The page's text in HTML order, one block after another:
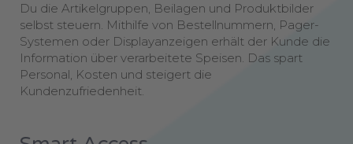
Du die Artikelgruppen, Beilagen und Produktbilder
selbst steuern. Mithilfe von Bestellnummern, Pager-
Systemen oder Displayanzeigen erhält der Kunde die
Information über verarbeitete Speisen. Das spart
Personal, Kosten und steigert die
Kundenzufriedenheit.